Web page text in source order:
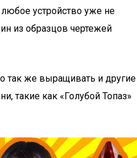
устройство уже не
из образцов чертежей
так же выращивать и другие
такие как «Голубой Топаз»